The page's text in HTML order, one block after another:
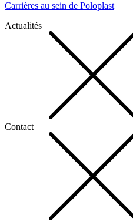
Carrières au sein de Poloplast
Actualités
Contact